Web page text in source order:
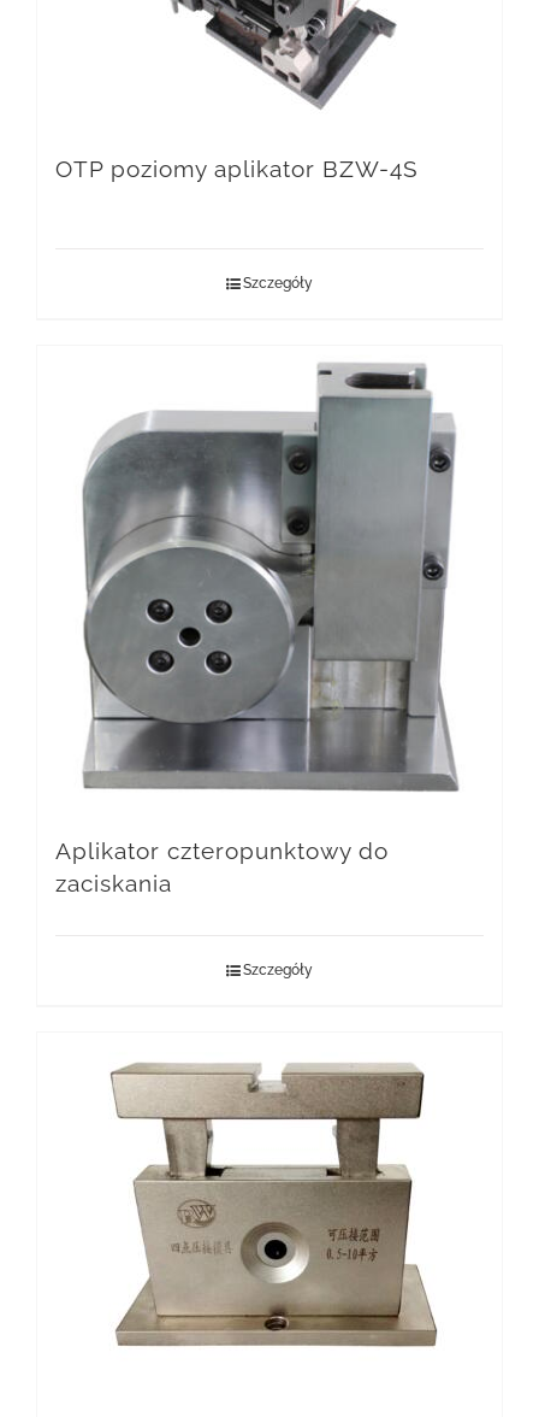
OTP poziomy aplikator BZW-4S
Szczegóły
Aplikator czteropunktowy do
zaciskania
Szczegóły